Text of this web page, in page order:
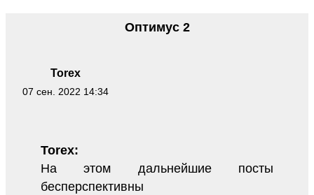
Torex
07 сен. 2022 14:34
Оптимус 2
Torex:
На этом дальнейшие посты
бесперспективны